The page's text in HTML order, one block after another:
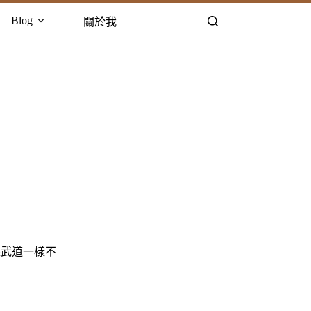
Blog 關於我
道一樣不